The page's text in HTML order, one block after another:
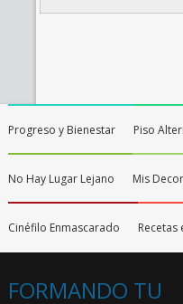
Progreso y Bienestar Piso
No Hay Lugar Lejano Mis
Cinéfilo Enmascarado Recetas
FORMANDO TU